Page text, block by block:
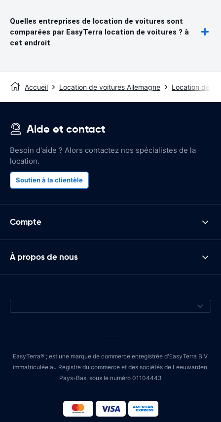
Quelles entreprises de location de voitures sont
comparées par EasyTerra location de voitures ? à
cet endroit
Accueil Location de voitures Allemagne Location de
Aide et contact
Besoin d'aide ? Alors contactez nos spécialistes de la
location.
Soutien à la clientèle
Compte
À propos de nous
EasyTerra® ; est une marque de commerce enregistrée d'EasyTerra B.V.
immatriculée au Registre du commerce et des sociétés de Leeuwarden,
Pays-Bas, sous le numéro 01104443